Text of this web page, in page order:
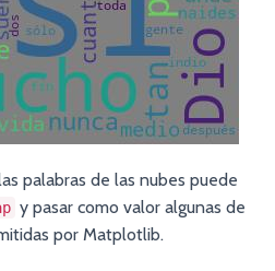
palabras de las nubes puede
y pasar como valor algunas de
por Matplotlib.